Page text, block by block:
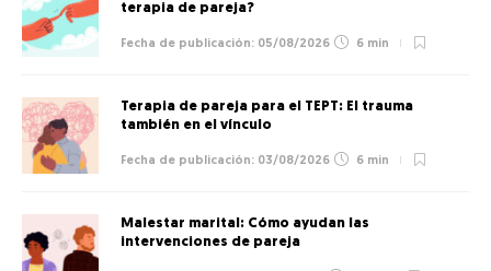
terapia de pareja?
05/08/2026 6 min
Terapia de pareja para el TEPT: El trauma
también en el vínculo
03/08/2026 6 min
Malestar marital: Cómo ayudan las
intervenciones de pareja